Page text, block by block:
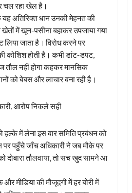
चल रहा खेल है।
यह अतिरिक्त धान उनकी मेहनत की
खेतों में खून-पसीना बहाकर उपजाया गया
लिया जाता है। विरोध करने पर
कोशिश होती है। कभी डांट-डपट,
तौल नहीं होगा कहकर मानसिक
को बेबस और लाचार बना रही है।
आरोप निकले सही
हल्के में लेना इस बार समिति प्रबंधन को
पर पहुँचे जाँच अधिकारी ने जब मौके पर
को दोबारा तौलवाया, तो सच खुद सामने आ
मीडिया की मौजूदगी में हर बोरी में